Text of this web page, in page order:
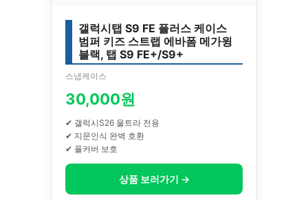
갤럭시탭 S9 FE 플러스 케이스
범퍼 키즈 스트랩 에바폼 메가윙
블랙, 탭 S9 FE+/S9+
스냅케이스
30,000원
✔ 갤럭시S26 울트라 전용
✔ 지문인식 완벽 호환
✔ 풀커버 보호
상품 보러가기 →